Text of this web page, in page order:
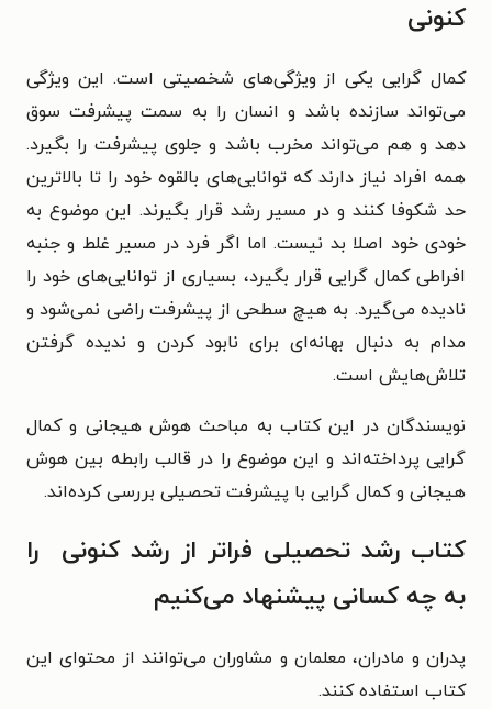
کنونی
کمال گرایی یکی از ویژگی‌های شخصیتی است. این ویژگی
می‌تواند سازنده باشد و انسان‌ را به سمت پیشرفت سوق
دهد و هم می‌تواند مخرب باشد و جلوی پیشرفت را بگیرد.
همه افراد نیاز دارند که توانایی‌های بالقوه خود را تا بالاترین
حد شکوفا کنند و در مسیر رشد قرار بگیرند. این موضوع به
خودی خود اصلا بد نیست. اما اگر فرد در مسیر غلط و جنبه
افراطی کمال گرایی قرار بگیرد، بسیاری از توانایی‌های خود را
نادیده می‌گیرد. به هیچ سطحی از پیشرفت راضی نمی‌شود و
مدام به دنبال بهانه‌ای برای نابود کردن و ندیده گرفتن
تلاش‌هایش است.
نویسندگان در این کتاب به مباحث هوش هیجانی و کمال
گرایی پرداخته‌اند و این موضوع را در قالب رابطه بین هوش
هیجانی و کمال گرایی با پیشرفت تحصیلی بررسی کرده‌اند.
کتاب رشد تحصیلی فراتر از رشد کنونی را
به چه کسانی پیشنهاد می‌کنیم
پدران و مادران، معلمان و مشاوران می‌توانند از محتوای این
کتاب استفاده کنند.